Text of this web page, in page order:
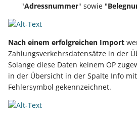
"Adressnummer" sowie "
Nach einem erfolgreichen Import
Zahlungsverkehrsdatensätze in der
Solange diese Daten keinem OP
in der Übersicht in der Spalte Info
Fehlersymbol gekennzeichnet.